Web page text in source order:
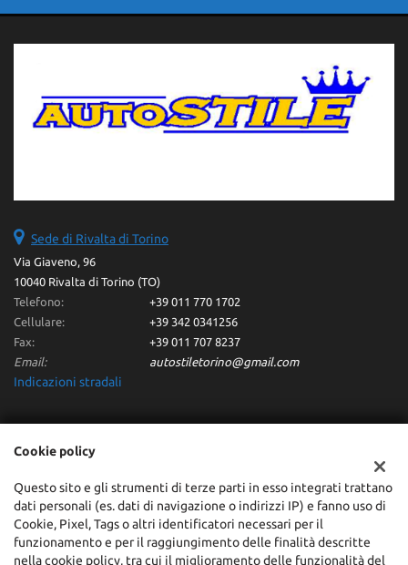
Sede di Rivalta di Torino
Via Giaveno, 96
10040 Rivalta di Torino (TO)
Telefono:
+39 011 770 1702
Cellulare:
+39 342 0341256
Fax:
+39 011 707 8237
Email:
autostiletorino@gmail.com
Indicazioni stradali
Dati fiscali:
Via Giaveno, 96 - Rivalta di Torino (TO)
C.F/P.IVA:10371960013
Registro delle imprese:TO
REA:TO-1127727
Cookie policy
Questo sito e gli strumenti di terze parti in esso integrati trattano
dati personali (es. dati di navigazione o indirizzi IP) e fanno uso di
Cookie, Pixel, Tags o altri identificatori necessari per il
funzionamento e per il raggiungimento delle finalità descritte
nella cookie policy, tra cui il miglioramento delle funzionalità del